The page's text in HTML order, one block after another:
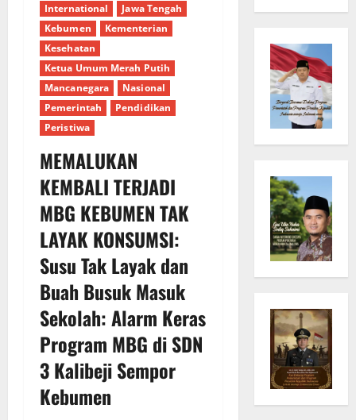
International
Jawa Tengah
Kebumen
Kementerian
Kesehatan
Ketua Umum Merah Putih
Mancanegara
Nasional
Pemerintah
Pendidikan
Peristiwa
MEMALUKAN
KEMBALI TERJADI
MBG KEBUMEN TAK
LAYAK KONSUMSI:
Susu Tak Layak dan
Buah Busuk Masuk
Sekolah: Alarm Keras
Program MBG di SDN
3 Kalibeji Sempor
Kebumen